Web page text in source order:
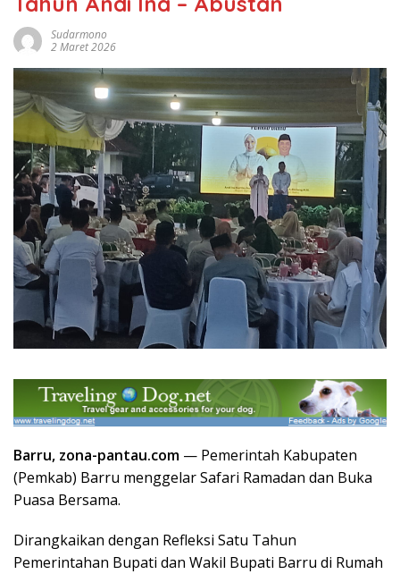
Sudarmono
2 Maret 2026
Barru, zona-pantau.com — Pemerintah Kabupaten
(Pemkab) Barru menggelar Safari Ramadan dan Buka
Puasa Bersama.
Dirangkaikan dengan Refleksi Satu Tahun
Pemerintahan Bupati dan Wakil Bupati Barru di Rumah